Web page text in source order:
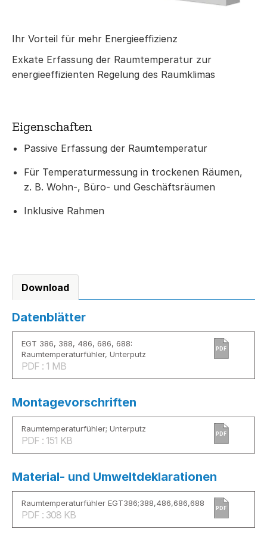
Ihr Vorteil für mehr Energieeffizienz
Exkate Erfassung der Raumtemperatur zur
energieeffizienten Regelung des Raumklimas
Eigenschaften
Passive Erfassung der Raumtemperatur
Für Temperaturmessung in trockenen Räumen,
z. B. Wohn-, Büro- und Geschäftsräumen
Inklusive Rahmen
Download
Datenblätter
EGT 386, 388, 486, 686, 688:
Raumtemperaturfühler, Unterputz
PDF : 1 MB
PDF
Montagevorschriften
Raumtemperaturfühler; Unterputz
PDF : 151 KB
PDF
Material- und Umweltdeklarationen
Raumtemperaturfühler EGT386;388,486,686,688
PDF : 308 KB
PDF